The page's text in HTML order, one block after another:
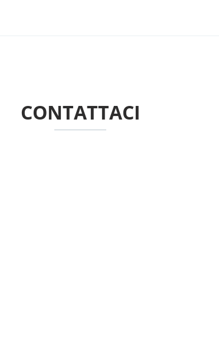
CONTATTACI